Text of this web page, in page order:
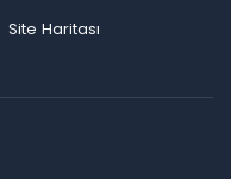
Site Haritası